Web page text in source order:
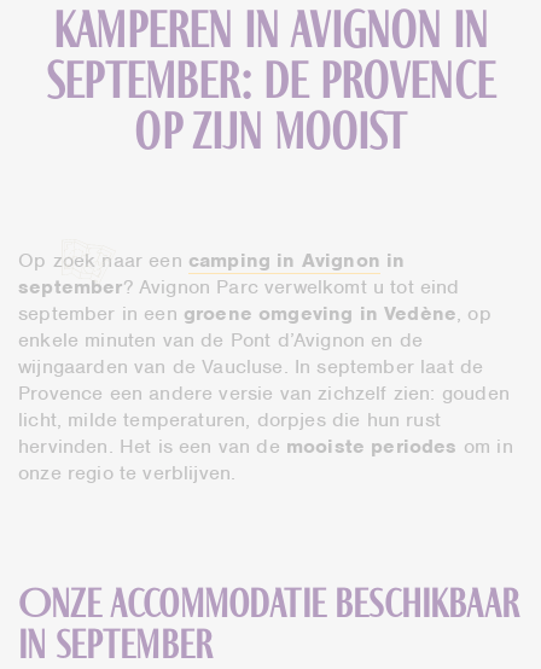
Kamperen in Avignon in
september: de Provence
op zijn mooist
Op zoek naar een camping in Avignon in
september? Avignon Parc verwelkomt u tot eind
september in een groene omgeving in Vedène, op
enkele minuten van de Pont d’Avignon en de
wijngaarden van de Vaucluse. In september laat de
Provence een andere versie van zichzelf zien: gouden
licht, milde temperaturen, dorpjes die hun rust
hervinden. Het is een van de mooiste periodes om in
onze regio te verblijven.
Onze accommodatie beschikbaar
in september